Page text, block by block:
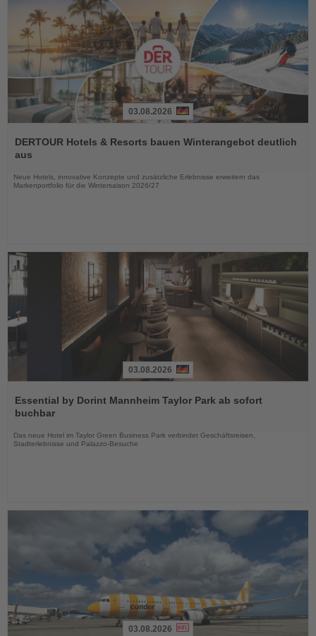
Sie
die
03.08.2026
DERTOUR Hotels & Resorts bauen Winterangebot deutlich
aus
Neue Hotels, innovative Konzepte und zusätzliche Erlebnisse erweitern das
Markenportfolio für die Wintersaison 2026/27
Sie
die
03.08.2026
Essential by Dorint Mannheim Taylor Park ab sofort
buchbar
Das neue Hotel im Taylor Green Business Park verbindet Geschäftsreisen,
Stadterlebnisse und Palazzo-Besuche
03.08.2026